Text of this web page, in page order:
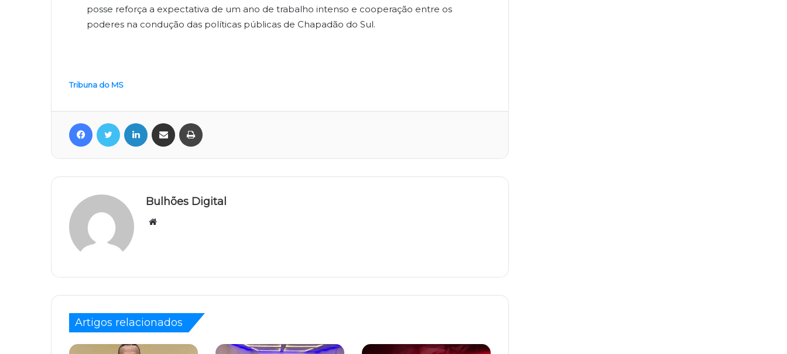
posse reforça a expectativa de um ano de trabalho intenso e cooperação entre os
poderes na condução das políticas públicas de Chapadão do Sul.
Tribuna do MS
FacebookTwitter Linkedin Compartilhar via e-mail
Bulhões Digital
Website
Artigos relacionados